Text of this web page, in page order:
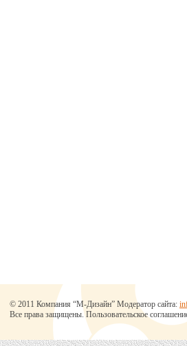
© 2011 Компания “М-Дизайн” Модератор сайта:
Все права защищены.Пользовательское